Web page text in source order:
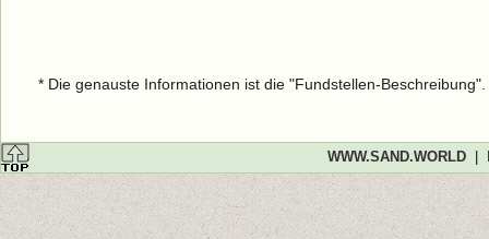
* Die genauste Informationen ist die "Fundstellen-
WWW.SAND.WORLD|